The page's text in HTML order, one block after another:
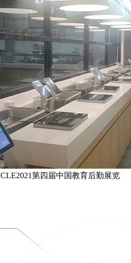
第四届中国教育后勤展览